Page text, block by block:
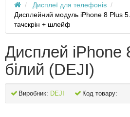
Дисплеї для телефонів
Дисплейний модуль iPhone 8 Plus
тачскрін + шлейф
Дисплей iPhone
білий (DEJI)
Виробник: DEJI Код товару: